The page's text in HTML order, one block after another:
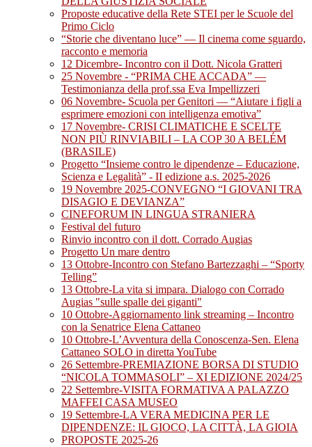
Proposte educative della Rete STEI per le Scuole del
Primo Ciclo
“Storie che diventano luce” — Il cinema come sguardo,
racconto e memoria
12 Dicembre- Incontro con il Dott. Nicola Gratteri
25 Novembre - “PRIMA CHE ACCADA” —
Testimonianza della prof.ssa Eva Impellizzeri
06 Novembre- Scuola per Genitori — “Aiutare i figli a
esprimere emozioni con intelligenza emotiva”
17 Novembre- CRISI CLIMATICHE E SCELTE
NON PIÙ RINVIABILI – LA COP 30 A BELÉM
(BRASILE)
Progetto “Insieme contro le dipendenze – Educazione,
Scienza e Legalità” - II edizione a.s. 2025-2026
19 Novembre 2025-CONVEGNO “I GIOVANI TRA
DISAGIO E DEVIANZA”
CINEFORUM IN LINGUA STRANIERA
Festival del futuro
Rinvio incontro con il dott. Corrado Augias
Progetto Un mare dentro
13 Ottobre-Incontro con Stefano Bartezzaghi – “Sporty
Telling”
13 Ottobre-La vita si impara. Dialogo con Corrado
Augias "sulle spalle dei giganti"
10 Ottobre-Aggiornamento link streaming – Incontro
con la Senatrice Elena Cattaneo
10 Ottobre-L’Avventura della Conoscenza-Sen. Elena
Cattaneo SOLO in diretta YouTube
26 Settembre-PREMIAZIONE BORSA DI STUDIO
“NICOLA TOMMASOLI” – XI EDIZIONE 2024/25
22 Settembre-VISITA FORMATIVA A PALAZZO
MAFFEI CASA MUSEO
19 Settembre-LA VERA MEDICINA PER LE
DIPENDENZE: IL GIOCO, LA CITTÀ, LA GIOIA
PROPOSTE 2025-26